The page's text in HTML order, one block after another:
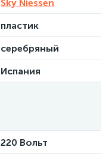
Sky Niessen
пластик
серебряный
Испания
220 Вольт